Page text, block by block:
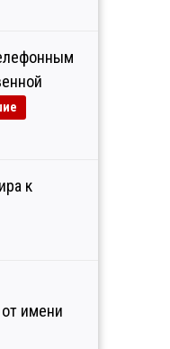
к
имени